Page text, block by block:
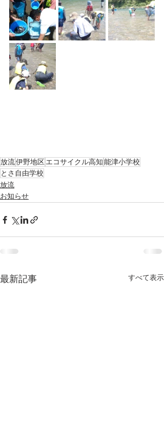
放流伊野地区エコサイクル高知能津小学校
とさ自由学校
放流
お知らせ
最新記事 すべて表示